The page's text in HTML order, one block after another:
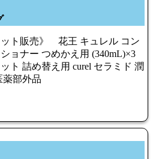
ット販売》 花王 キュレル コン
ョナー つめかえ用 (340mL)×3
ト 詰め替え用 curel セラミド 潤
薬部外品